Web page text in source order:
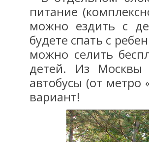
питание
можно ездить с
будете спать с
можно селить
детей. Из
автобусы (от
вариант!